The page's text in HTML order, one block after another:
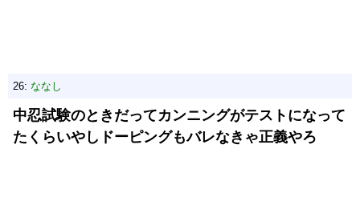
26: ななし
中忍試験のときだってカンニングがテストになって
たくらいやしドーピングもバレなきゃ正義やろ